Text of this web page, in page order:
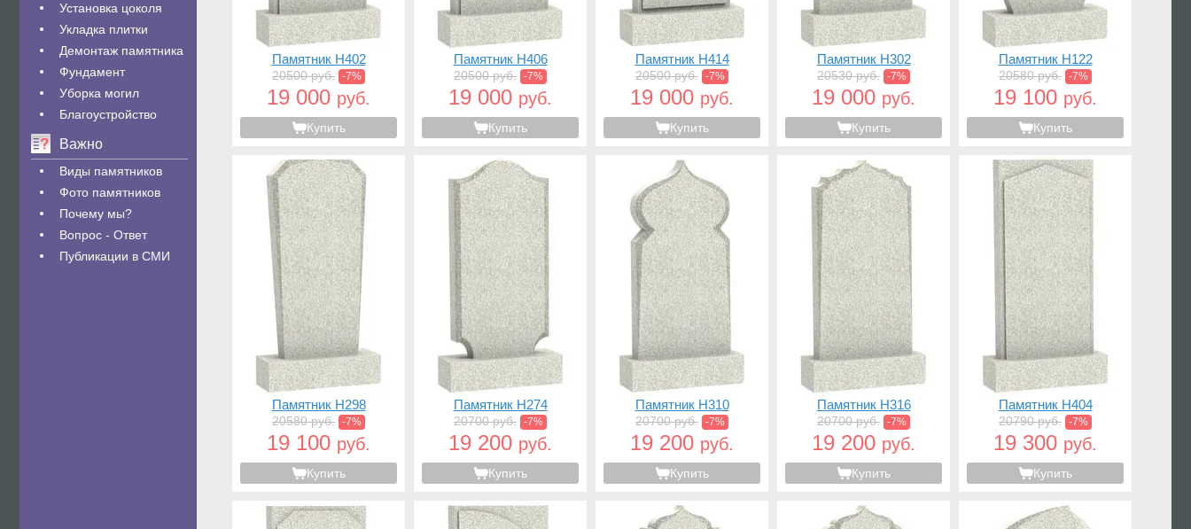
Установка цоколя
Укладка плитки
Демонтаж памятника
Фундамент
Уборка могил
Благоустройство
Важно
Виды памятников
Фото памятников
Почему мы?
Вопрос - Ответ
Публикации в СМИ
Памятник H402
20500 руб. -7%
19 000 руб.
Купить
Памятник H406
20500 руб. -7%
19 000 руб.
Купить
Памятник H414
20500 руб. -7%
19 000 руб.
Купить
Памятник H302
20530 руб. -7%
19 000 руб.
Купить
Памятник H122
20580 руб. -7%
19 100 руб.
Купить
Памятник H298
20580 руб. -7%
19 100 руб.
Купить
Памятник H274
20700 руб. -7%
19 200 руб.
Купить
Памятник H310
20700 руб. -7%
19 200 руб.
Купить
Памятник H316
20700 руб. -7%
19 200 руб.
Купить
Памятник H404
20790 руб. -7%
19 300 руб.
Купить